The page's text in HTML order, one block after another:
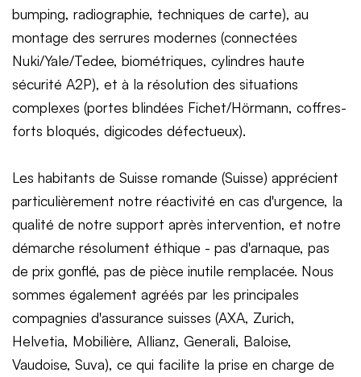
bumping, radiographie, techniques de carte), au
montage des serrures modernes (connectées
Nuki/Yale/Tedee, biométriques, cylindres haute
sécurité A2P), et à la résolution des situations
complexes (portes blindées Fichet/Hörmann, coffres-
forts bloqués, digicodes défectueux).
Les habitants de Suisse romande (Suisse) apprécient
particulièrement notre réactivité en cas d'urgence, la
qualité de notre support après intervention, et notre
démarche résolument éthique - pas d'arnaque, pas
de prix gonflé, pas de pièce inutile remplacée. Nous
sommes également agréés par les principales
compagnies d'assurance suisses (AXA, Zurich,
Helvetia, Mobilière, Allianz, Generali, Baloise,
Vaudoise, Suva), ce qui facilite la prise en charge de